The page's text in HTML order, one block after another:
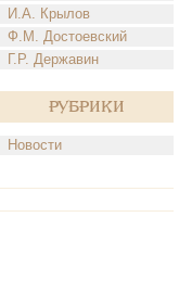
И.А. Крылов
Ф.М. Достоевский
Г.Р. Державин
Рубрики
Новости